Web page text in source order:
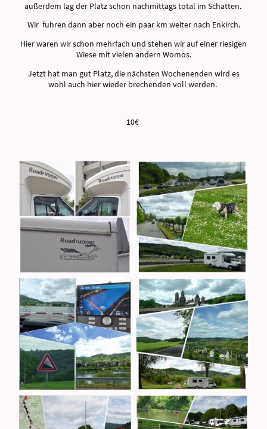
außerdem lag der Platz schon nachmittags total im Schatten.
Wir fuhren dann aber noch ein paar km weiter nach Enkirch.
Hier waren wir schon mehrfach und stehen wir auf einer riesigen
Wiese mit vielen andern Womos.
Jetzt hat man gut Platz, die nächsten Wochenenden wird es
wohl auch hier wieder brechenden voll werden.
10€